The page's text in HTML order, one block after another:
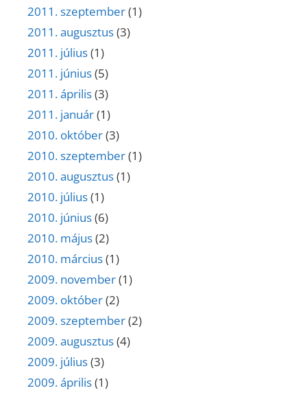
2011. szeptember(1)
2011. augusztus(3)
2011. július(1)
2011. június(5)
2011. április(3)
2011. január(1)
2010. október(3)
2010. szeptember(1)
2010. augusztus(1)
2010. július(1)
2010. június(6)
2010. május(2)
2010. március(1)
2009. november(1)
2009. október(2)
2009. szeptember(2)
2009. augusztus(4)
2009. július(3)
2009. április(1)